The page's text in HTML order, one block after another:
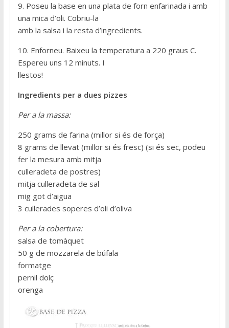
9. Poseu la base en una plata de forn enfarinada i amb
una mica d’oli. Cobriu-la
amb la salsa i la resta d’ingredients.
10. Enforneu. Baixeu la temperatura a 220 graus C.
Espereu uns 12 minuts. I
llestos!
Ingredients per a dues pizzes
Per a la massa:
250 grams de farina (millor si és de força)
8 grams de llevat (millor si és fresc) (si és sec, podeu
fer la mesura amb mitja
culleradeta de postres)
mitja culleradeta de sal
mig got d’aigua
3 cullerades soperes d’oli d’oliva
Per a la cobertura:
salsa de tomàquet
50 g de mozzarela de búfala
formatge
pernil dolç
orenga